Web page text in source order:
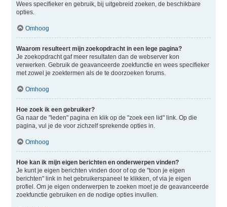
Wees specifieker en gebruik, bij uitgebreid zoeken, de beschikbare
opties.
Omhoog
Waarom resulteert mijn zoekopdracht in een lege pagina?
Je zoekopdracht gaf meer resultaten dan de webserver kon
verwerken. Gebruik de geavanceerde zoekfunctie en wees specifieker
met zowel je zoektermen als de te doorzoeken forums.
Omhoog
Hoe zoek ik een gebruiker?
Ga naar de "leden" pagina en klik op de "zoek een lid" link. Op die
pagina, vul je de voor zichzelf sprekende opties in.
Omhoog
Hoe kan ik mijn eigen berichten en onderwerpen vinden?
Je kunt je eigen berichten vinden door of op de "toon je eigen
berichten" link in het gebruikerspaneel te klikken, of via je eigen
profiel. Om je eigen onderwerpen te zoeken moet je de geavanceerde
zoekfunctie gebruiken en de nodige opties invullen.